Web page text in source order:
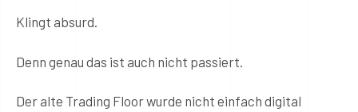
Klingt absurd.
Denn genau das ist auch nicht passiert.
Der alte Trading Floor wurde nicht einfach digital